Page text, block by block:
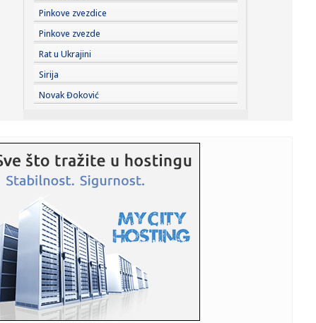
23:41:Marinović nakon pobjede: Zaslužili smo još koji gol, ali
svaka...
23:41:Može li ljetna avantura ipak nekako prerasti u ozbiljnu
vezu?
23:38:Partizan demolirao Tobol, Ilić konačno zadovoljan: Na
momente j...
23:35: Otkriveni detalji pucnjave na američki konzulat; Iza svega
stoji...
23:34:
Benfika si...
23:33:Težak udes žene iz BiH: Bmw-om se „zakucala“ u zid, na
nju ...
23:33:Kratak predah od vrućina: Pljuskovi noćas stižu u region,
osvj...
23:33:Osuđen provalnik iz BiH, branio se da je krao za liječenje
Pinkove zvezdice
Pinkove zvezde
Rat u Ukrajini
Sirija
Novak Đoković